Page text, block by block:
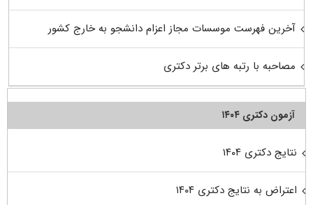
آخرین فهرست موسسات مجاز اعزام دانشجو به خارج کشور
مصاحبه با رتبه های برتر دکتری
آزمون دکتری ۱۴۰۴
نتایج دکتری ۱۴۰۴
اعتراض به نتایج دکتری ۱۴۰۴